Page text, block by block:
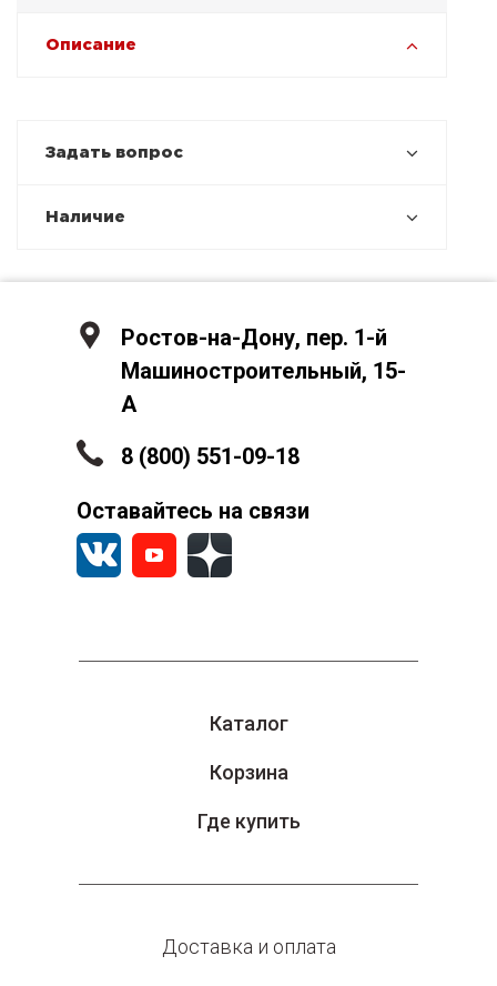
Описание
Задать вопрос
Наличие
Каталог
Корзина
Где купить
Доставка и оплата
Ростов-на-Дону, пер. 1-й
Машиностроительный, 15-
А
8 (800) 551-09-18
Оставайтесь на связи